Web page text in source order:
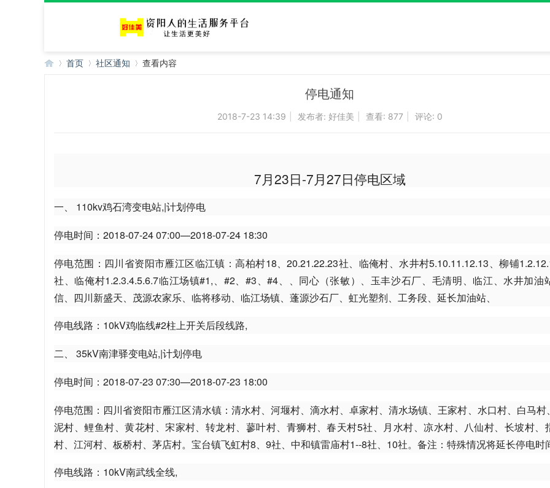
首页 社区通知 查看内容
停电通知
2018-7-23 14:39 发布者: 好佳美 查看: 877 评论: 0
7月23日-7月27日停电区域
一、 110kv鸡石湾变电站,|计划停电
停电时间：2018-07-24 07:00—2018-07-24 18:30
停电范围：四川省资阳市雁江区临江镇：高柏村18、20.21.22.23社、临俺村、水井村5.10.11.12.13、柳铺
社、临俺村1.2.3.4.5.6.7临江场镇#1,、#2、#3、#4、、同心（张敏）、玉丰沙石厂、毛清明、临江、水井加油
信、四川新盛天、茂源农家乐、临将移动、临江场镇、蓬源沙石厂、虹光塑剂、工务段、延长加油站、
停电线路：10kV鸡临线#2柱上开关后段线路,
二、 35kV南津驿变电站,|计划停电
停电时间：2018-07-23 07:30—2018-07-23 18:00
停电范围：四川省资阳市雁江区清水镇：清水村、河堰村、滴水村、卓家村、清水场镇、王家村、水口村、白马村
泥村、鲤鱼村、黄花村、宋家村、转龙村、蓼叶村、青狮村、春天村5社、月水村、凉水村、八仙村、长坡村、
村、江河村、板桥村、茅店村。宝台镇飞虹村8、9社、中和镇雷庙村1--8社、10社。备注：特殊情况将延长停电时
停电线路：10kV南武线全线,